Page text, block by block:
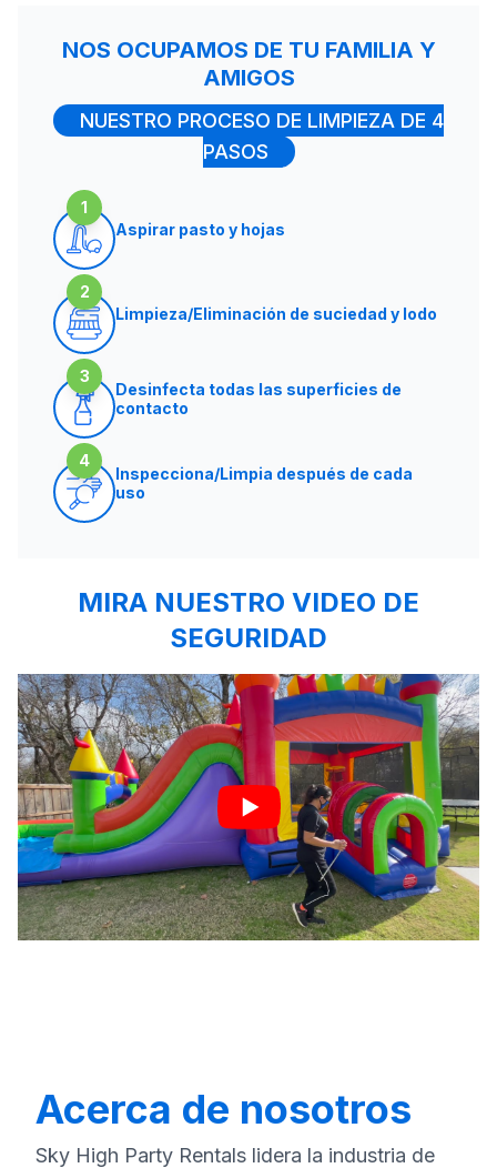
NOS OCUPAMOS DE TU FAMILIA Y
AMIGOS
NUESTRO PROCESO DE LIMPIEZA DE 4
PASOS
1
Aspirar pasto y hojas
2
Limpieza/Eliminación de suciedad y lodo
3
Desinfecta todas las superficies de
contacto
4
Inspecciona/Limpia después de cada
uso
MIRA NUESTRO VIDEO DE
SEGURIDAD
Acerca de nosotros
Sky High Party Rentals lidera la industria de